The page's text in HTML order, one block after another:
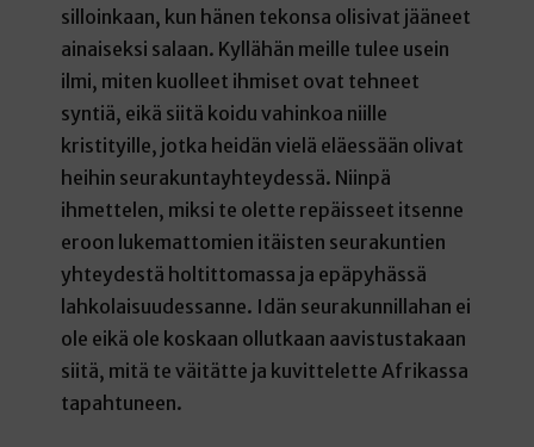
silloinkaan, kun hänen tekonsa olisivat jääneet
ainaiseksi salaan. Kyllähän meille tulee usein
ilmi, miten kuolleet ihmiset ovat tehneet
syntiä, eikä siitä koidu vahinkoa niille
kristityille, jotka heidän vielä eläessään olivat
heihin seurakuntayhteydessä. Niinpä
ihmettelen, miksi te olette repäisseet itsenne
eroon lukemattomien itäisten seurakuntien
yhteydestä holtittomassa ja epäpyhässä
lahkolaisuudessanne. Idän seurakunnillahan ei
ole eikä ole koskaan ollutkaan aavistustakaan
siitä, mitä te väitätte ja kuvittelette Afrikassa
tapahtuneen.